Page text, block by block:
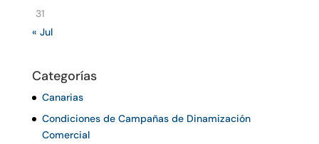
31
« Jul
Categorías
Canarias
Condiciones de Campañas de Dinamización
Comercial